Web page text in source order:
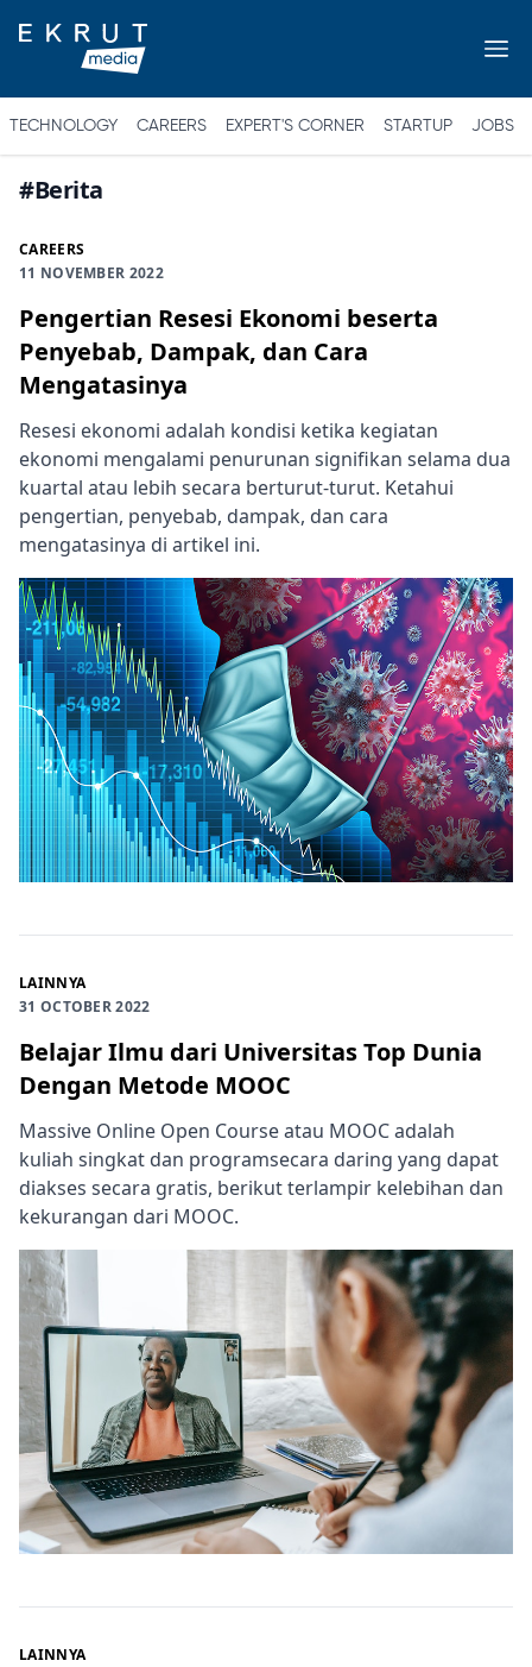
TECHNOLOGY CAREERS EXPERT'S CORNER STARTUP JOBS
#Berita
CAREERS
11 NOVEMBER 2022
Pengertian Resesi Ekonomi beserta
Penyebab, Dampak, dan Cara
Mengatasinya
Resesi ekonomi adalah kondisi ketika kegiatan
ekonomi mengalami penurunan signifikan selama dua
kuartal atau lebih secara berturut-turut. Ketahui
pengertian, penyebab, dampak, dan cara
mengatasinya di artikel ini.
LAINNYA
31 OCTOBER 2022
Belajar Ilmu dari Universitas Top Dunia
Dengan Metode MOOC
Massive Online Open Course atau MOOC adalah
kuliah singkat dan programsecara daring yang dapat
diakses secara gratis, berikut terlampir kelebihan dan
kekurangan dari MOOC.
LAINNYA